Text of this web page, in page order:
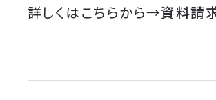
詳しくはこちらから→資料請